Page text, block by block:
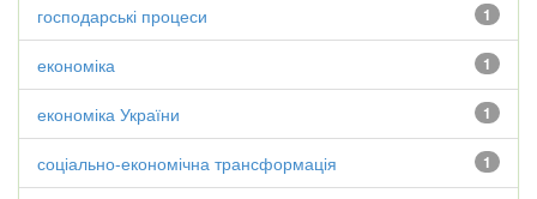
1
господарські процеси
1
економіка
1
економіка України
1
соціально-економічна трансформація